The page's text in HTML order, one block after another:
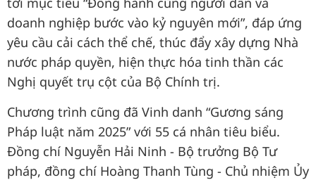
doanh nghiệp bước vào kỷ nguyên mới”, đáp ứng
yêu cầu cải cách thể chế, thúc đẩy xây dựng Nhà
nước pháp quyền, hiện thực hóa tinh thần các
Nghị quyết trụ cột của Bộ Chính trị.
Chương trình cũng đã Vinh danh “Gương sáng
Pháp luật năm 2025” với 55 cá nhân tiêu biểu.
Đồng chí Nguyễn Hải Ninh - Bộ trưởng Bộ Tư
pháp, đồng chí Hoàng Thanh Tùng - Chủ nhiệm Ủy